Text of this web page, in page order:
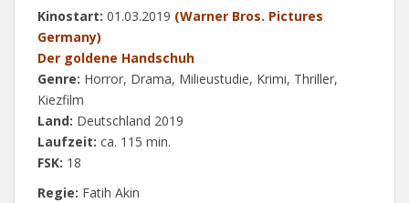
Kinostart: 01.03.2019 (Warner Bros. Pictures
Germany)
Der goldene Handschuh
Genre: Horror, Drama, Milieustudie, Krimi, Thriller,
Kiezfilm
Land: Deutschland 2019
Laufzeit: ca. 115 min.
FSK: 18
Regie: Fatih Akin